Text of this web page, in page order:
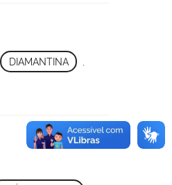
DIAMANTINA